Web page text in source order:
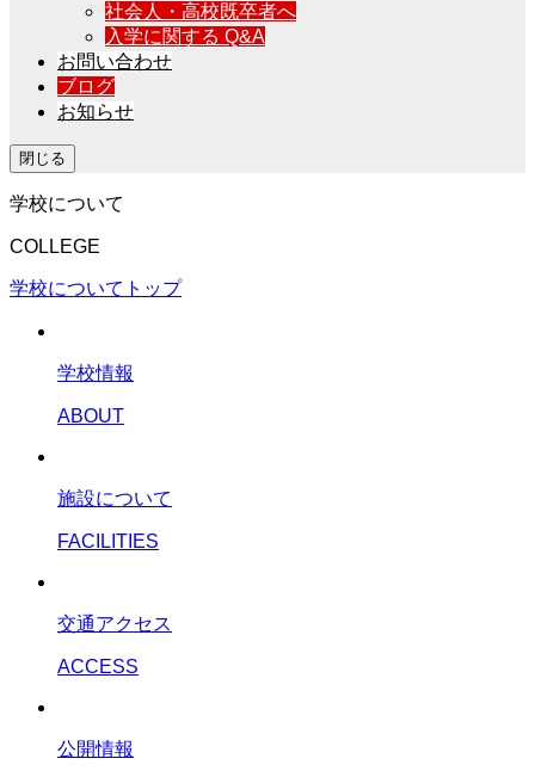
社会人・高校既卒者へ
入学に関する Q&A
お問い合わせ
ブログ
お知らせ
閉じる
学校について
COLLEGE
学校についてトップ
学校情報
ABOUT
施設について
FACILITIES
交通アクセス
ACCESS
公開情報